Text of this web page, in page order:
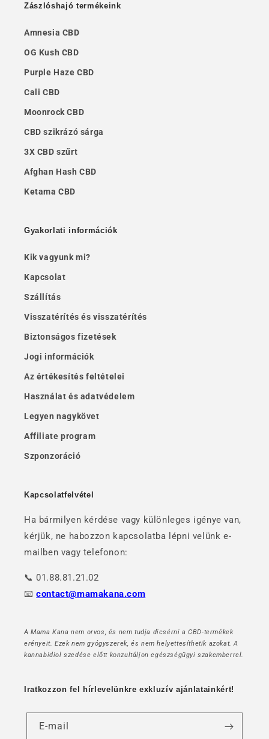
Zászlóshajó termékeink
Amnesia CBD
OG Kush CBD
Purple Haze CBD
Cali CBD
Moonrock CBD
CBD szikrázó sárga
3X CBD szűrt
Afghan Hash CBD
Ketama CBD
Gyakorlati információk
Kik vagyunk mi?
Kapcsolat
Szállítás
Visszatérítés és visszatérítés
Biztonságos fizetések
Jogi információk
Az értékesítés feltételei
Használat és adatvédelem
Legyen nagykövet
Affiliate program
Szponzoráció
Kapcsolatfelvétel
Ha bármilyen kérdése vagy különleges igénye van,
kérjük, ne habozzon kapcsolatba lépni velünk e-
mailben vagy telefonon:
📞 01.88.81.21.02
📧contact@mamakana.com
A Mama Kana nem orvos, és nem tudja dicsérni a CBD-termékek
erényeit. Ezek nem gyógyszerek, és nem helyettesíthetik azokat. A
kannabidiol szedése előtt konzultáljon egészségügyi szakemberrel.
Iratkozzon fel hírlevelünkre exkluzív ajánlatainkért!
E-mail